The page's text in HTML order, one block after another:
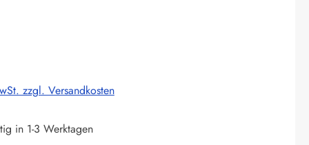
zzgl. Versandkosten
in 1-3 Werktagen